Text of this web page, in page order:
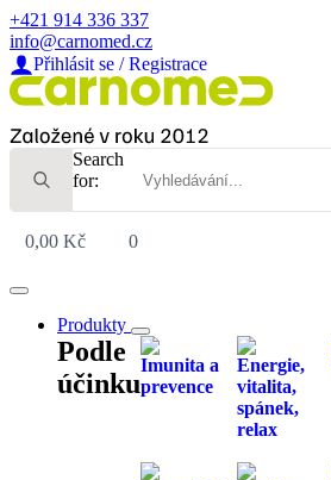
+421 914 336 337
info@carnomed.cz
Přihlásit se / Registrace
Search
for:
0,00 Kč 0
Produkty
Podle
účinku
Imunita a
prevence
Energie,
vitalita,
spánek,
relax